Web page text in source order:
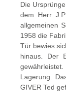
Die
dem Herr
allgemeinen
1958 die
Tür bewies
hinaus. Der
Lagerung.
GIVER Ted